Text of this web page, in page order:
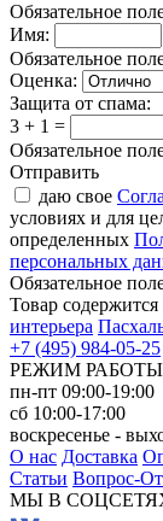
Обязательное
Имя:
Обязательное
Оценка:
Защита от спама:
3 + 1 =
Обязательное
Отправить
даю свое
условиях и для
определенных
персональных
Обязательное
Товар содержится
интерьера
+7 (495) 984-05-25
РЕЖИМ РАБОТЫ
пн-пт 09:00-19:00
сб 10:00-17:00
воскресенье -
О нас Доставка
Статьи Вопрос-
МЫ В